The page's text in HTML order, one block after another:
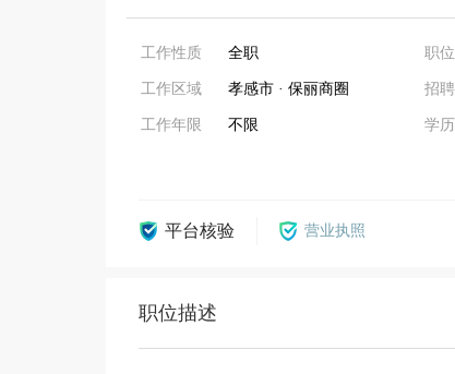
工作性质 全职
工作区域 孝感市 · 保丽商圈
工作年限 不限
职
招
学
平台核验 营业执照
职位描述